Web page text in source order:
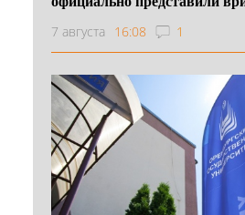
7 августа 16:08 1